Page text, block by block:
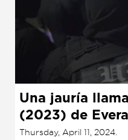
Una jauría
(2023) de
Thursday, April 11, 2024.